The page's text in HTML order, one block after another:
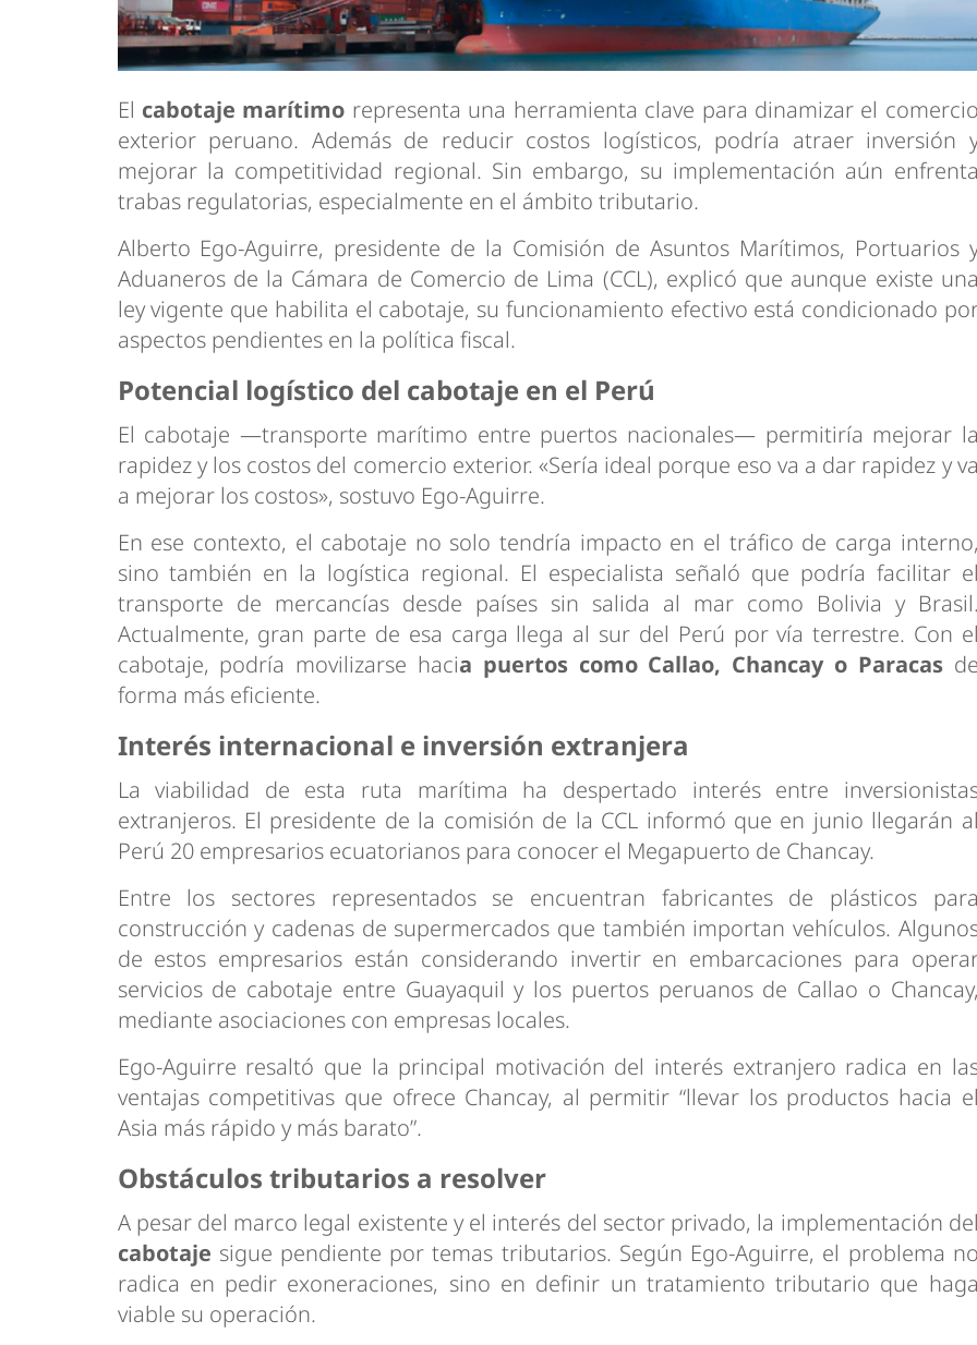
El cabotaje marítimo representa una herramienta clave para dinamizar el comercio
exterior peruano. Además de reducir costos logísticos, podría atraer inversión
mejorar la competitividad regional. Sin embargo, su implementación aún enfrenta
trabas regulatorias, especialmente en el ámbito tributario.
Alberto Ego-Aguirre, presidente de la Comisión de Asuntos Marítimos, Portuarios
Aduaneros de la Cámara de Comercio de Lima (CCL), explicó que aunque existe una
ley vigente que habilita el cabotaje, su funcionamiento efectivo está condicionado
aspectos pendientes en la política fiscal.
Potencial logístico del cabotaje en el Perú
El cabotaje —transporte marítimo entre puertos nacionales— permitiría mejorar la
rapidez y los costos del comercio exterior. «Sería ideal porque eso va a dar rapidez y va
a mejorar los costos», sostuvo Ego-Aguirre.
En ese contexto, el cabotaje no solo tendría impacto en el tráfico de carga interno,
sino también en la logística regional. El especialista señaló que podría facilitar el
transporte de mercancías desde países sin salida al mar como Bolivia y Brasil.
Actualmente, gran parte de esa carga llega al sur del Perú por vía terrestre. Con el
cabotaje, podría movilizarse hacia puertos como Callao, Chancay o Paracasde
forma más eficiente.
Interés internacional e inversión extranjera
La viabilidad de esta ruta marítima ha despertado interés entre
extranjeros. El presidente de la comisión de la CCL informó que en junio llegarán al
Perú 20 empresarios ecuatorianos para conocer el Megapuerto de Chancay.
Entre los sectores representados se encuentran fabricantes de plásticos para
construcción y cadenas de supermercados que también importan vehículos.
de estos empresarios están considerando invertir en embarcaciones para
servicios de cabotaje entre Guayaquil y los puertos peruanos de Callao o Chancay,
mediante asociaciones con empresas locales.
Ego-Aguirre resaltó que la principal motivación del interés extranjero radica en
ventajas competitivas que ofrece Chancay, al permitir “llevar los productos hacia el
Asia más rápido y más barato”.
Obstáculos tributarios a resolver
A pesar del marco legal existente y el interés del sector privado, la implementación del
cabotaje sigue pendiente por temas tributarios. Según Ego-Aguirre, el problema no
radica en pedir exoneraciones, sino en definir un tratamiento tributario que haga
viable su operación.